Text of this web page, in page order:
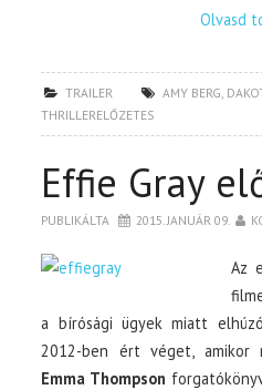
Olvasd
TRAILER AMY BERG,
THRILLERELŐZETES
Effie Gray
PUBLIKÁLTA 2015. JANUÁR 09.
Az
a bírósági ügyek miatt
2012-ben ért véget, amikor
Emma Thompson